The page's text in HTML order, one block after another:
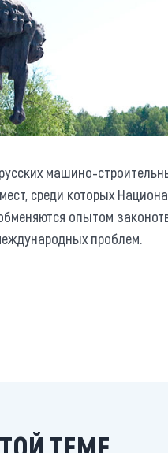
машино-
среди которых
опытом
проблем.
ТЕМЕ